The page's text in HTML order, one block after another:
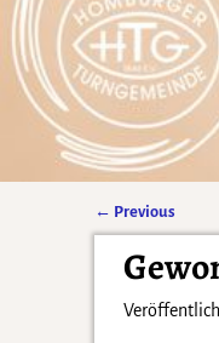
← Previous